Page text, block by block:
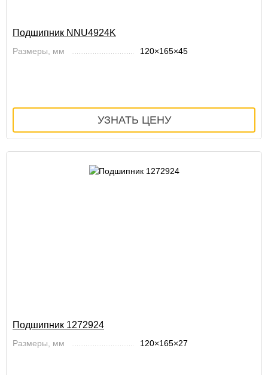
Подшипник NNU4924K
Размеры, мм 120×165×45
Подшипник 1272924
Размеры, мм 120×165×27